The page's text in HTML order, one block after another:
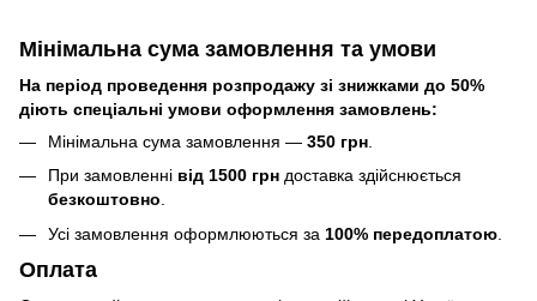
Мінімальна сума замовлення та умови
На період проведення розпродажу зі знижками до 50%
діють спеціальні умови оформлення замовлень:
Мінімальна сума замовлення — 350 грн
При замовленні від 1500 грн доставка здійснюється
безкоштовно.
Усі замовлення оформлюються за 100% передоплатою
Оплата